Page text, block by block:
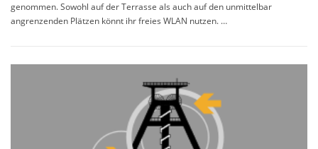
genommen. Sowohl auf der Terrasse als auch auf den unmittelbar
angrenzenden Plätzen könnt ihr freies WLAN nutzen. …